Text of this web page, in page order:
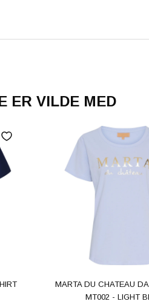
ER VILDE MED
MARTA DU CHATEAU
MT002 - LIGHT